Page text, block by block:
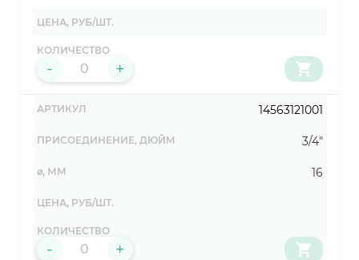
- +
14563121001
3/4"
16
- +